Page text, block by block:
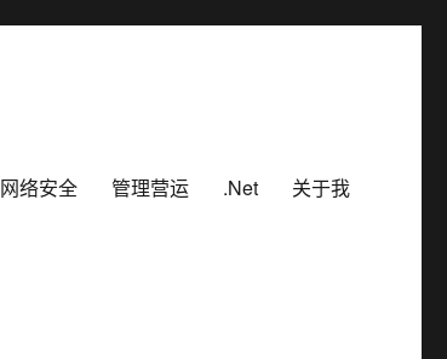
网络安全 管理营运 .Net 关于我